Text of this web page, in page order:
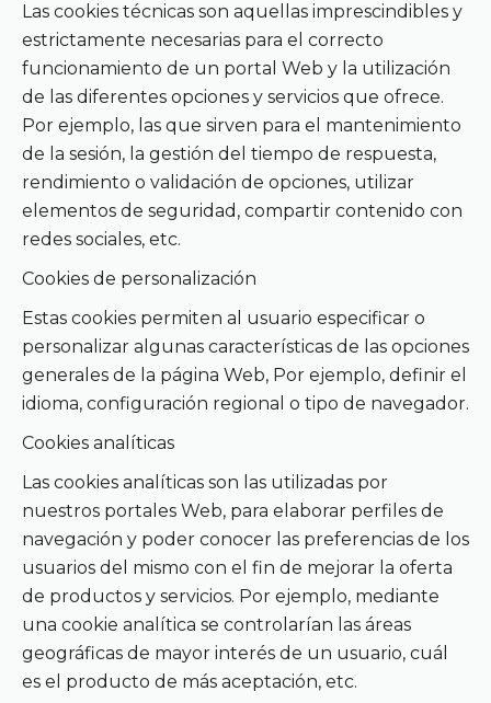
Las cookies técnicas son aquellas imprescindibles y
estrictamente necesarias para el correcto
funcionamiento de un portal Web y la utilización
de las diferentes opciones y servicios que ofrece.
Por ejemplo, las que sirven para el mantenimiento
de la sesión, la gestión del tiempo de respuesta,
rendimiento o validación de opciones, utilizar
elementos de seguridad, compartir contenido con
redes sociales, etc.
Cookies de personalización
Estas cookies permiten al usuario especificar o
personalizar algunas características de las opciones
generales de la página Web, Por ejemplo, definir el
idioma, configuración regional o tipo de navegador.
Cookies analíticas
Las cookies analíticas son las utilizadas por
nuestros portales Web, para elaborar perfiles de
navegación y poder conocer las preferencias de los
usuarios del mismo con el fin de mejorar la oferta
de productos y servicios. Por ejemplo, mediante
una cookie analítica se controlarían las áreas
geográficas de mayor interés de un usuario, cuál
es el producto de más aceptación, etc.